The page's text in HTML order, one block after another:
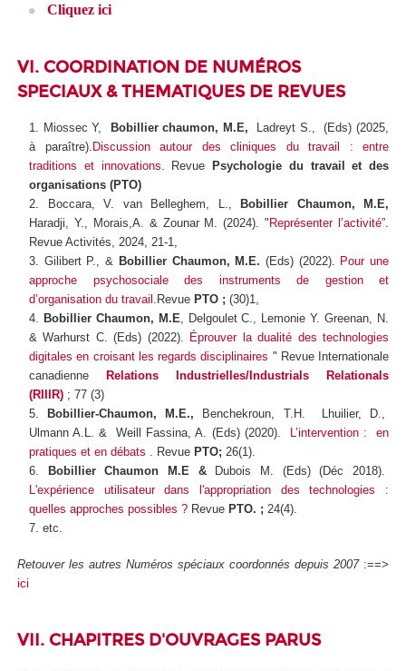
Cliquez ici
VI. COORDINATION DE NUMÉROS
SPECIAUX & THEMATIQUES DE REVUES
Miossec Y, Bobillier chaumon, M.E,
Ladreyt S., (Eds) (2025,
à paraître). Discussion autour des cliniques du travail : entre
traditions et innovations.
Revue Psychologie du travail et des
organisations (PTO)
Boccara, V. van Belleghem, L., Bobillier Chaumon, M.E,
Haradji, Y., Morais,A. & Zounar M. (2024). "Représenter l’activité”.
Revue Activités, 2024, 21-1,
Gilibert P., & Bobillier Chaumon, M.E. (Eds) (2022). Pour une
approche psychosociale des instruments de gestion et
d’organisation du travail. Revue PTO ; (30)1,
Bobillier Chaumon, M.E , Delgoulet C., Lemonie Y. Greenan, N.
& Warhurst C. (Eds) (2022). Éprouver la dualité des technologies
digitales en croisant les regards disciplinaires " Revue Internationale
canadienne Relations Industrielles/Industrials Relationals
(RIIIR) ; 77 (3)
Bobillier-Chaumon, M.E., Benchekroun, T.H. Lhuilier, D.,
Ulmann A.L. & Weill Fassina, A. (Eds) (2020). L’intervention : en
pratiques et en débats
. Revue PTO; 26(1).
Bobillier Chaumon M.E & Dubois M.
(Eds) (Déc 2018).
L'expérience utilisateur dans l'appropriation des technologies :
quelles approches possibles ? Revue PTO. ; 24(4).
etc.
Retouver les autres Numéros spéciaux coordonnés depuis 2007 :==>
ici
VII. CHAPITRES D'OUVRAGES PARUS